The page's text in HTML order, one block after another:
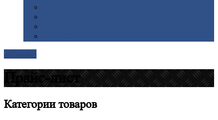
Прайс-лист
Категориитоваров